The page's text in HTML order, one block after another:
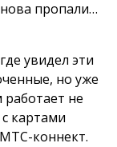
пропали…
увидел эти
но уже
не
картами
коннект.